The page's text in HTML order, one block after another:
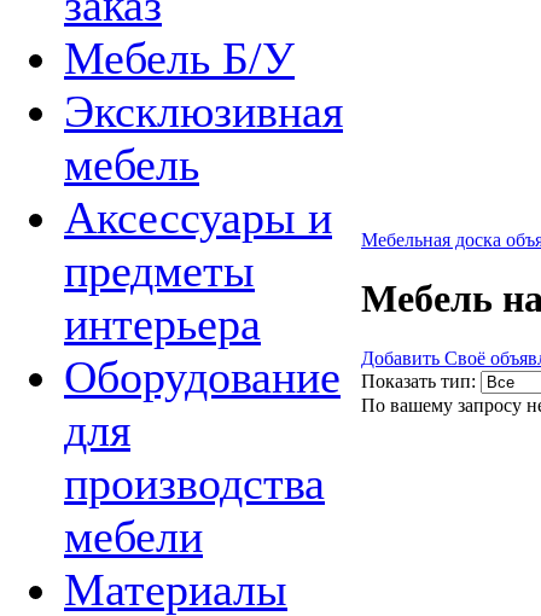
Мебель Б/У
Эксклюзивная
мебель
Аксессуары и
предметы
интерьера
Оборудование
для
производства
мебели
Материалы
Мебельная доска
Мебель
Добавить Своё
Показать тип:
По вашему запросу